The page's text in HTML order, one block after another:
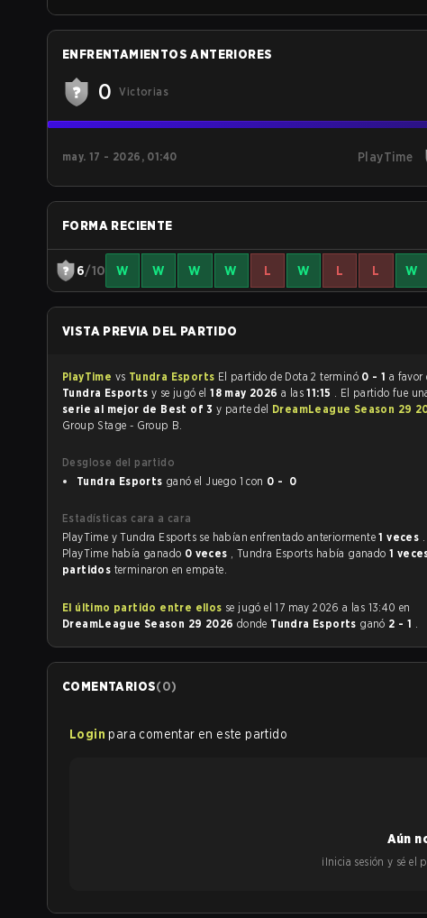
ENFRENTAMIENTOS ANTERIORES
0 Victorias
may. 17 - 2026, 01:40 PlayTime
FORMA RECIENTE
6/10 W W W W L W L L W
VISTA PREVIA DEL PARTIDO
PlayTime vs Tundra Esports El partido de Dota 2 terminó 0 - 1 a favor
Tundra Esports y se jugó el18 may 2026 a las11:15 . El partido fue
serie al mejor de Best of 3y parte del DreamLeague Season 29
Group Stage - Group B.
Desglose del partido
Tundra Esports
ganó el Juego 1 con 0 - 0
Estadísticas cara a cara
PlayTime y Tundra Esports se habían enfrentado anteriormente1 veces .
PlayTime había ganado 0 veces , Tundra Esports había ganado 1
partidos terminaron en empate.
El último partido entre ellos se jugó el 17 may 2026 a las 13:40 en
DreamLeague Season 29 2026 donde Tundra Esports ganó 2 - 1 .
COMENTARIOS(0)
Login para comentar en este partido
Aún
¡Inicia sesión y sé el